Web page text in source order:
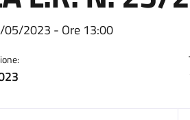
della notizia
05/2023 - Ore 13:00